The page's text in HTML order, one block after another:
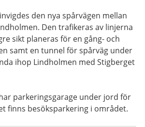
den nya spårvägen mellan
Den trafikeras av linjerna
sikt planeras för en gång- och
samt en tunnel för spårväg under
ihop Lindholmen med Stigberget
parkeringsgarage under jord för
finns besöksparkering i området.